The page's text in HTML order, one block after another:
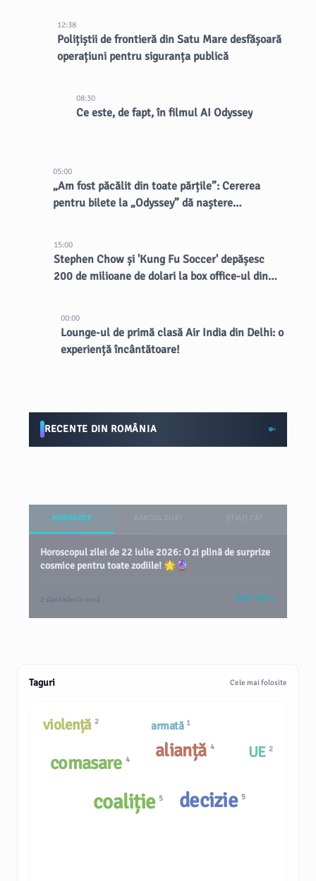
12:38
Polițiștii de frontieră din Satu Mare desfășoară
operațiuni pentru siguranța publică
08:30
Ce este, de fapt, în filmul AI Odyssey
05:00
„Am fost păcălit din toate părțile”: Cererea
pentru bilete la „Odyssey” dă naștere
15:00
Stephen Chow și 'Kung Fu Soccer' depășesc
200 de milioane de dolari la box office-ul din
00:00
Lounge-ul de primă clasă Air India din Delhi: o
experiență încântătoare!
RECENTE DIN ROMÂNIA
HOROSCOP
Horoscopul zilei de 22 iulie 2026: O zi plină de surprize
cosmice pentru toate zodiile! 🌟🔮
2 săptămâni în urmă VEZI TOT
Taguri Cele mai folosite
armată 1
violență 2
coaliție 5
UE 2
comasare4
decizie 5
alianță 4